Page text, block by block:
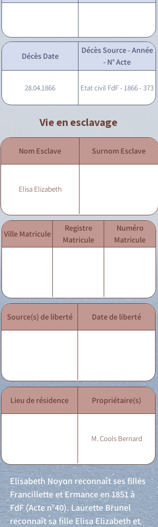
Décès Date
Décès Source - Année
- N° Acte
28.04.1866 Etat civil FdF - 1866 - 373
Vie en esclavage
Nom Esclave Surnom Esclave
Elisa Elizabeth
Ville Matricule
Registre
Matricule
Numéro
Matricule
Source(s) de liberté Date de liberté
Lieu de résidence Propriétaire(s)
M. Cools Bernard
Elisabeth Noyon reconnaît ses filles
Francillette et Ermance en 1851 à
FdF (Acte n°40). Laurette Brunel
reconnaît sa fille Elisa Elizabeth et